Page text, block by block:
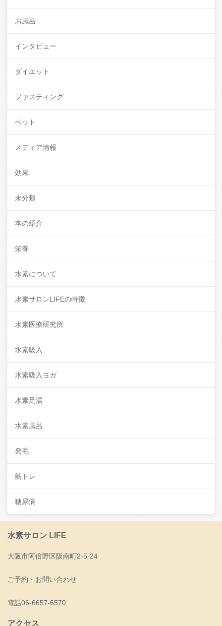
お風呂
インタビュー
ダイエット
ファスティング
ペット
メディア情報
効果
未分類
本の紹介
栄養
水素について
水素サロンLIFEの特徴
水素医療研究所
水素吸入
水素吸入ヨガ
水素足湯
水素風呂
発毛
筋トレ
糖尿病
水素サロン LIFE
大阪市阿倍野区阪南町2-5-24
ご予約・お問い合わせ
電話06-6657-6570
アクセス